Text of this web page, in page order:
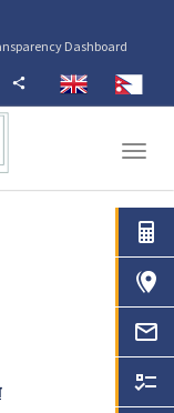
Dashboard